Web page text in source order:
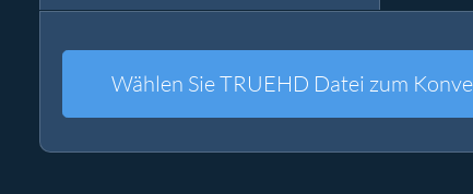
Wählen Sie TRUEHD Datei zum